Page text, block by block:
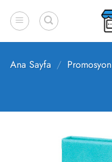
atla
Ana Sayfa / Promosyon